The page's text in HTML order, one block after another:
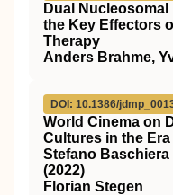
Dual
the Key Effectors
Therapy
Anders Brahme,
DOI: 10.1386/
World Cinema on
Cultures in the
Stefano
(2022)
Florian Stegen